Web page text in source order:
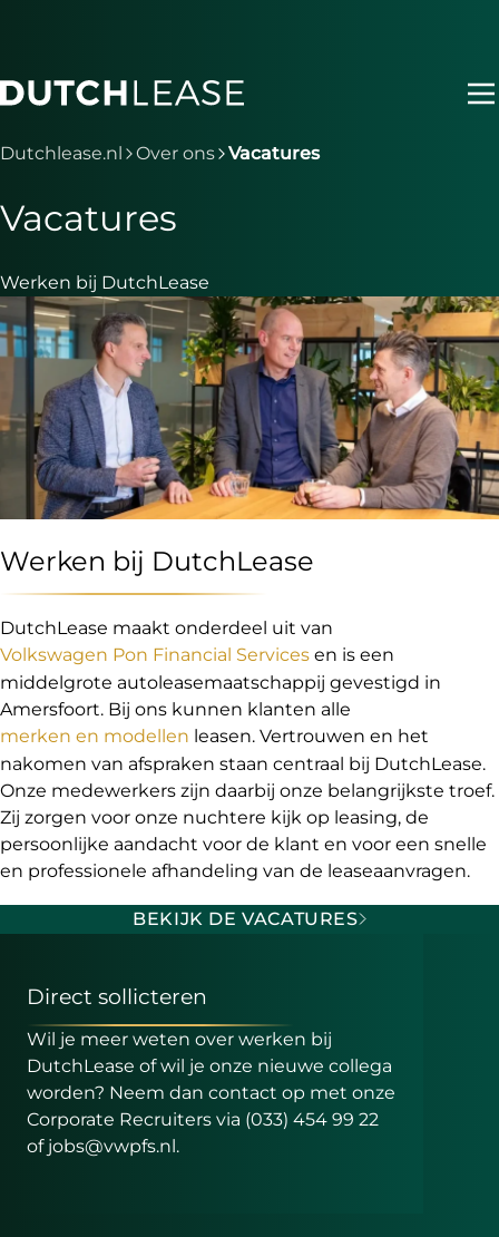
Je bent nu voorbij het hoofdmenu
Dutchlease.nl Over ons Vacatures
Vacatures
Werken bij DutchLease
Werken bij DutchLease
DutchLease maakt onderdeel uit van
Volkswagen Pon Financial Services en is een
middelgrote autoleasemaatschappij gevestigd in
Amersfoort. Bij ons kunnen klanten alle
merken en modellen leasen. Vertrouwen en het
nakomen van afspraken staan centraal bij DutchLease.
Onze medewerkers zijn daarbij onze belangrijkste troef.
Zij zorgen voor onze nuchtere kijk op leasing, de
persoonlijke aandacht voor de klant en voor een snelle
en professionele afhandeling van de leaseaanvragen.
BEKIJK DE VACATURES
Direct sollicteren
Wil je meer weten over werken bij
DutchLease of wil je onze nieuwe collega
worden? Neem dan contact op met onze
Corporate Recruiters via (033) 454 99 22
of jobs@vwpfs.nl.